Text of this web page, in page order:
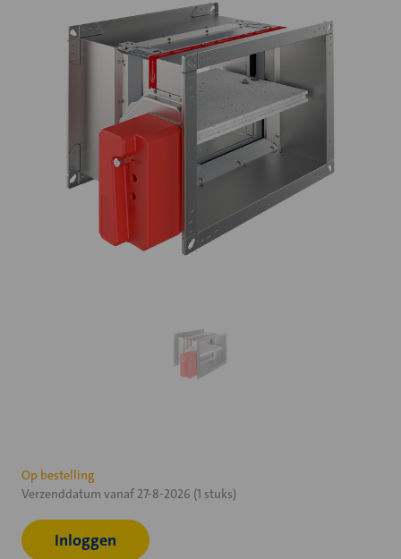
Huidige
voorraad:
Op bestelling
Verzenddatum vanaf 27-8-2026 (1 stuks)
Inloggen